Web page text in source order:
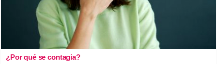
¿Por qué se contagia?